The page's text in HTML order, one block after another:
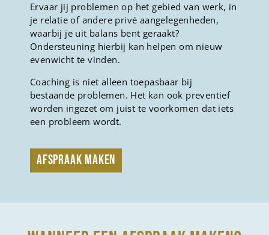
Ervaar jij problemen op het gebied van werk, in
je relatie of andere privé aangelegenheden,
waarbij je uit balans bent geraakt?
Ondersteuning hierbij kan helpen om nieuw
evenwicht te vinden.
Coaching is niet alleen toepasbaar bij
bestaande problemen. Het kan ook preventief
worden ingezet om juist te voorkomen dat iets
een probleem wordt.
afspraak maken